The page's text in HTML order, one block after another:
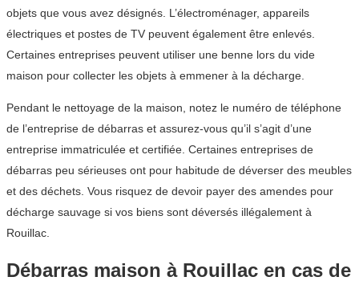
objets que vous avez désignés. L’électroménager, appareils
électriques et postes de TV peuvent également être enlevés.
Certaines entreprises peuvent utiliser une benne lors du vide
maison pour collecter les objets à emmener à la décharge.
Pendant le nettoyage de la maison, notez le numéro de téléphone
de l’entreprise de débarras et assurez-vous qu’il s’agit d’une
entreprise immatriculée et certifiée. Certaines entreprises de
débarras peu sérieuses ont pour habitude de déverser des meubles
et des déchets. Vous risquez de devoir payer des amendes pour
décharge sauvage si vos biens sont déversés illégalement à
Rouillac.
Débarras maison à Rouillac en cas de